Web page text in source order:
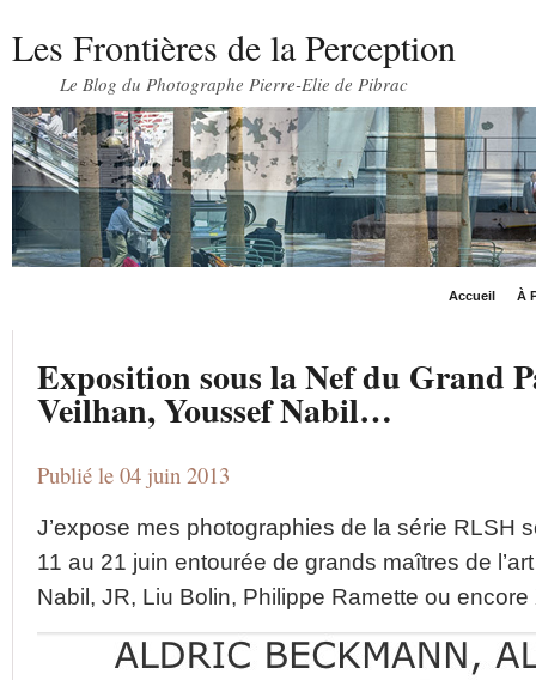
Les Frontières de la Perception
Le Blog du Photographe Pierre-Elie de Pibrac
Accueil À
Exposition sous la Nef du Grand
Veilhan, Youssef Nabil…
Publié le 04 juin 2013
J’expose mes photographies de la série RLSH
11 au 21 juin entourée de grands maîtres de
Nabil, JR, Liu Bolin, Philippe Ramette ou